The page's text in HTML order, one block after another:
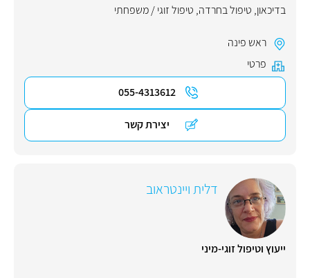
בדיכאון, טיפול בחרדה, טיפול זוגי / משפחתי
ראש פינה
פרטי
055-4313612
יצירת קשר
דלית ויינטראוב
ייעוץ וטיפול זוגי-מיני